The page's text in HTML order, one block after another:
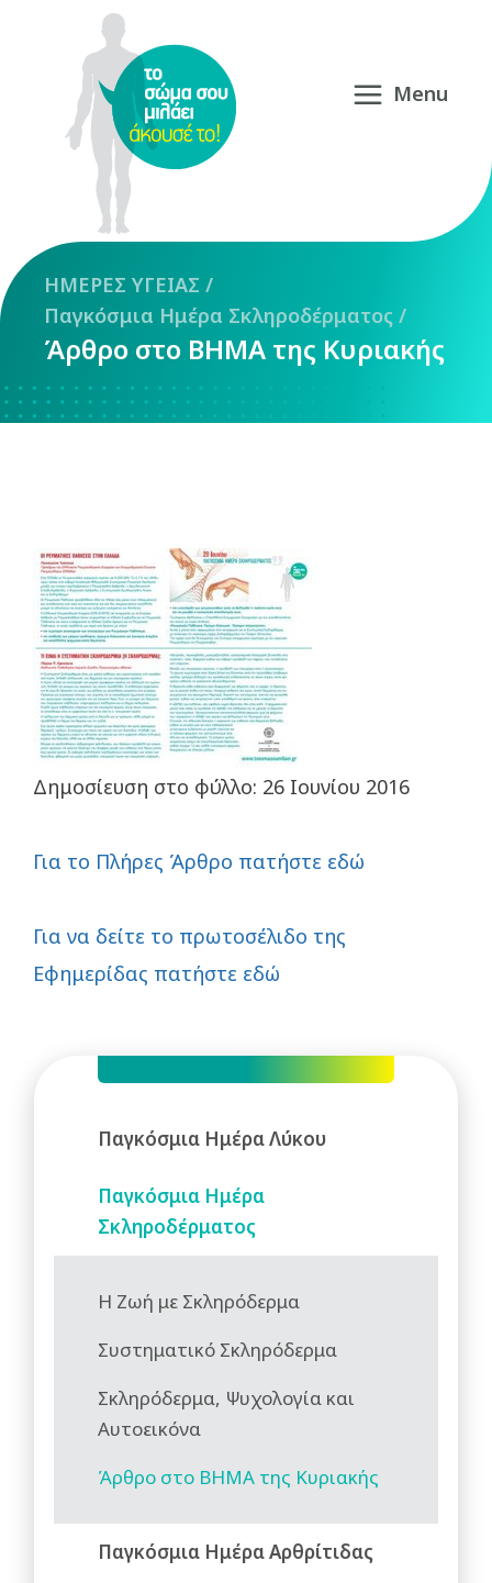
ΗΜΕΡΕΣ ΥΓΕΙΑΣ /
Παγκόσμια Ημέρα Σκληροδέρματος /
Άρθρο στο ΒΗΜΑ της Κυριακής
Δημοσίευση στο φύλλο: 26 Ιουνίου 2016
Για το Πλήρες Άρθρο πατήστε εδώ
Για να δείτε το πρωτοσέλιδο της
Εφημερίδας πατήστε εδώ
Παγκόσμια Ημέρα Λύκου
Παγκόσμια Ημέρα
Σκληροδέρματος
Η Ζωή με Σκληρόδερμα
Συστηματικό Σκληρόδερμα
Σκληρόδερμα, Ψυχολογία και
Αυτοεικόνα
Άρθρο στο ΒΗΜΑ της Κυριακής
Παγκόσμια Ημέρα Αρθρίτιδας